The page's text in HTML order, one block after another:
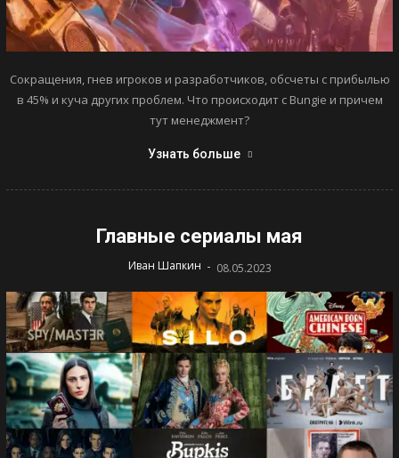
Сокращения, гнев игроков и разработчиков, обсчеты с прибылью
в 45% и куча других проблем. Что происходит с Bungie и причем
тут менеджмент?
Узнать больше
Главные сериалы мая
Иван Шапкин - 08.05.2023